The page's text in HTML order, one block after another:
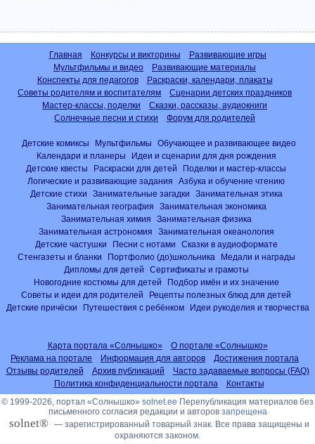
Главная Конкурсы и викторины
Развивающие игры
Мультфильмы и видео
Развивающие материалы
Конспекты для педагогов
Раскраски, календари, плакаты
Советы родителям и воспитателям
Сценарии детских праздников
Мастер-классы, поделки
Сказки, рассказы, аудиокниги
Солнечные песни и стихи
Форум для родителей
Детские комиксы Мультфильмы
Обучающее и развивающее видео
Календари и планеры
Идеи и сценарии для дня рождения
Детские квесты
Раскраски для детей
Поделки и мастер-классы
Логические и развивающие задания
Азбука и обучение чтению
Детские стихи
Занимательные загадки
Занимательная этика
Занимательная география
Занимательная экономика
Занимательная химия
Занимательная физика
Занимательная астрономия
Занимательная океанология
Детские частушки
Песни с нотами
Сказки в аудиоформате
Стенгазеты и бланки
Портфолио (до)школьника
Медали и награды
Дипломы для детей
Сертификаты и грамоты
Новогодние костюмы для детей
Подбор имён и их значение
Советы и идеи для родителей
Рецепты полезных блюд для детей
Детские причёски
Путешествия с ребёнком Идеи рукоделия и творчества
Карта портала «Солнышко»
О портале «Солнышко»
Реклама на портале
Информация для авторов
Достижения портала
Отзывы родителей
Архив публикаций
Часто задаваемые вопросы (FAQ)
Политика конфиденциальности портала
Контакты
© 1999-2026, портал «Солнышко» solnet.ee Перепубликация материалов без
письменного согласия редакции и авторов запрещена
solnet® — зарегистрированный товарный знак. Все права защищены и
охраняются законом.